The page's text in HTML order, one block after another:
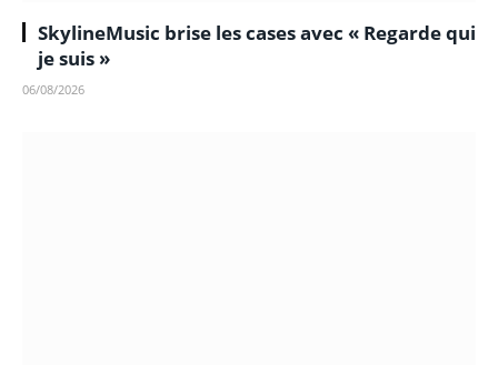
SkylineMusic brise les cases avec « Regarde qui
je suis »
06/08/2026